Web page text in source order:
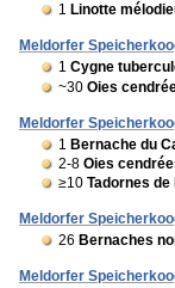
1 Linotte
Meldorfer
1 Cygne
~30 Oies
Meldorfer
1 Bernache du
2-8 Oies
≥10 Tadornes de
Meldorfer
26 Bernaches
Meldorfer